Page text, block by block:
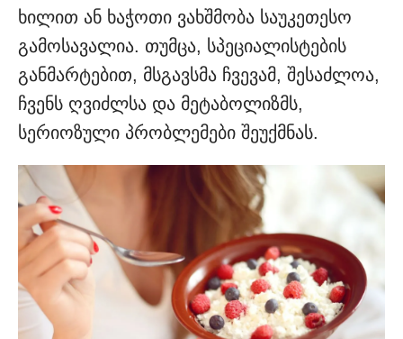
ხილით ან ხაჭოთი ვახშმობა საუკეთესო
გამოსავალია. თუმცა, სპეციალისტების
განმარტებით, მსგავსმა ჩვევამ, შესაძლოა,
ჩვენს ღვიძლსა და მეტაბოლიზმს,
სერიოზული პრობლემები შეუქმნას.